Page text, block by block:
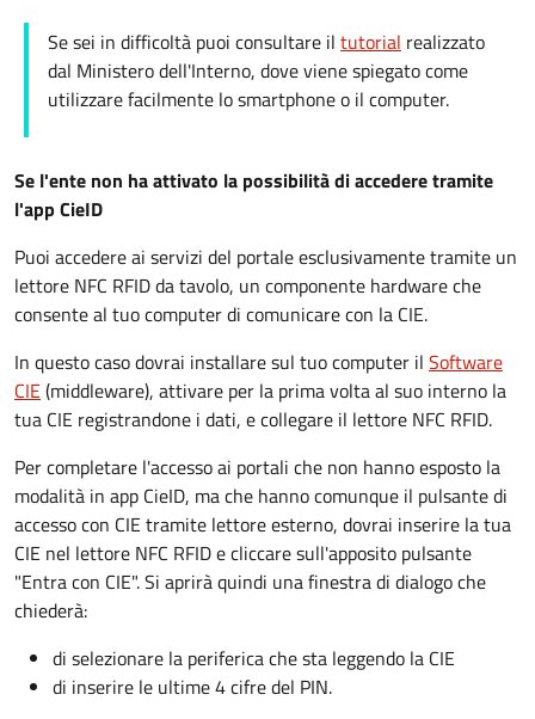
Se sei in difficoltà puoi consultare il tutorial realizzato
dal Ministero dell'Interno, dove viene spiegato come
utilizzare facilmente lo smartphone o il computer.
Se l'ente non ha attivato la possibilità di accedere tramite
l'app CieID
Puoi accedere ai servizi del portale esclusivamente tramite un
lettore NFC RFID da tavolo, un componente hardware che
consente al tuo computer di comunicare con la CIE.
In questo caso dovrai installare sul tuo computer il Software
CIE(middleware), attivare per la prima volta al suo interno la
tua CIE registrandone i dati, e collegare il lettore NFC RFID.
Per completare l'accesso ai portali che non hanno esposto la
modalità in app CieID, ma che hanno comunque il pulsante di
accesso con CIE tramite lettore esterno, dovrai inserire la tua
CIE nel lettore NFC RFID e cliccare sull'apposito pulsante
"Entra con CIE". Si aprirà quindi una finestra di dialogo che
chiederà:
di selezionare la periferica che sta leggendo la CIE
di inserire le ultime 4 cifre del PIN.